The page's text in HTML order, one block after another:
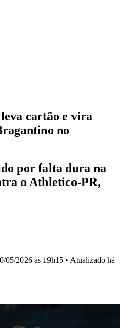
cartão e vira
no
por falta dura na
o Athletico-PR,
05/2026 às 19h15 • Atualizado há